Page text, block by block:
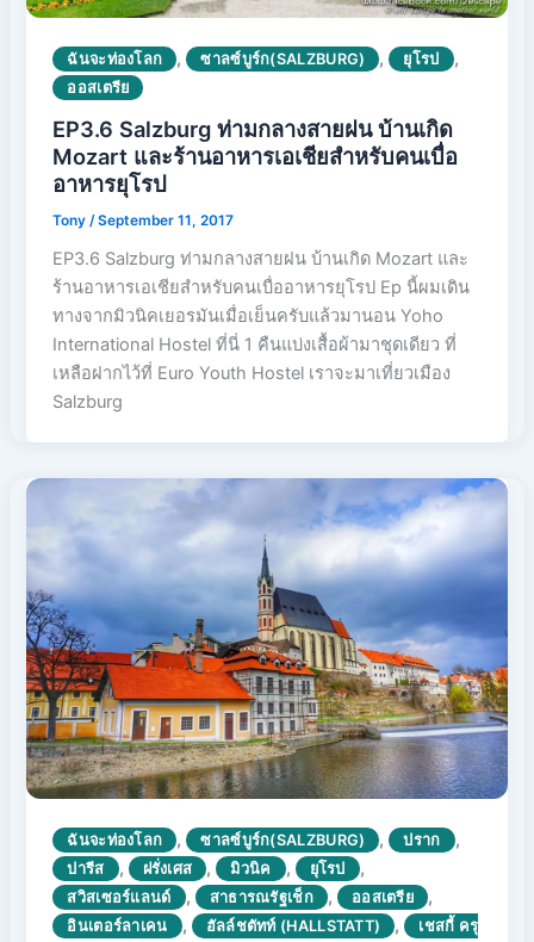
ฉันจะท่องโลก , ซาลซ์บูร์ก(SALZBURG) , ยุโรป ,
ออสเตรีย
EP3.6 Salzburg ท่ามกลางสายฝน บ้านเกิด
Mozart และร้านอาหารเอเชียสำหรับคนเบื่อ
อาหารยุโรป
Tony /September 11, 2017
EP3.6 Salzburg ท่ามกลางสายฝน บ้านเกิด Mozart และ
ร้านอาหารเอเชียสำหรับคนเบื่ออาหารยุโรป Ep นี้ผมเดิน
ทางจากมิวนิคเยอรมันเมื่อเย็นครับแล้วมานอน Yoho
International Hostel ที่นี่ 1 คืนแบ่งเสื้อผ้ามาชุดเดียว ที่
เหลือฝากไว้ที่ Euro Youth Hostel เราจะมาเที่ยวเมือง
Salzburg
ฉันจะท่องโลก , ซาลซ์บูร์ก(SALZBURG) , ปราก ,
ปารีส , ฝรั่งเศส , มิวนิค , ยุโรป ,
สวิสเซอร์แลนด์ , สาธารณรัฐเช็ก , ออสเตรีย ,
อินเตอร์ลาเคน , ฮัลล์ชตัทท์ (HALLSTATT) ,
เชสกี้ ครุ